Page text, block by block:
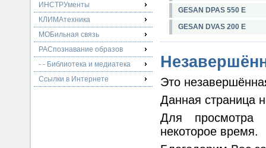
ИНСТРУменты
КЛИМАтехника
МОБильная связь
РАСпознавание образов
- - Библиотека и медиатека
Ссылки в Интернете
GESAN DPAS 550 E
GESAN DVAS 200 E
Это
Данная страница
Для просмотра
некоторое время.